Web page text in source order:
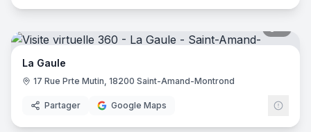
La Gaule
17 Rue Prte Mutin, 18200 Saint-Amand-Montrond
Partager Google Maps